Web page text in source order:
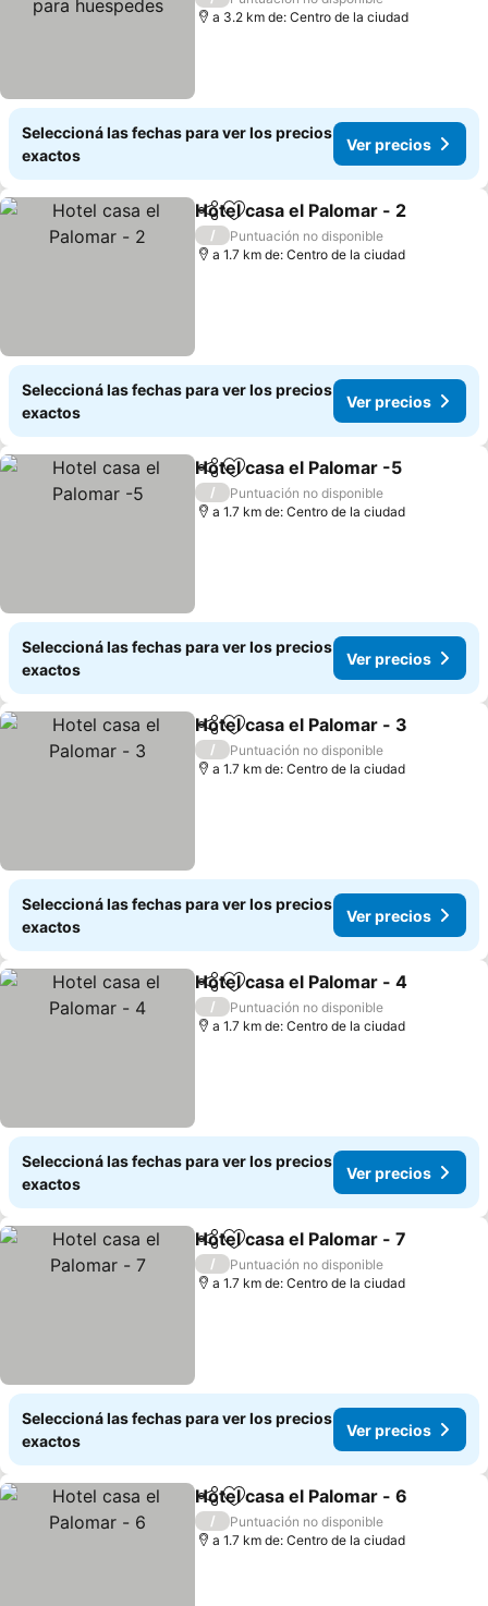
a 3.2 km de: Centro de la ciudad
Seleccioná las fechas para ver los precios
exactos
Ver precios
CompartirAñadir a favoritos
Hotel casa el Palomar - 2
/
Puntuación no disponible
a 1.7 km de: Centro de la ciudad
Seleccioná las fechas para ver los precios
exactos
Ver precios
CompartirAñadir a favoritos
Hotel casa el Palomar -5
/
Puntuación no disponible
a 1.7 km de: Centro de la ciudad
Seleccioná las fechas para ver los precios
exactos
Ver precios
CompartirAñadir a favoritos
Hotel casa el Palomar - 3
/
Puntuación no disponible
a 1.7 km de: Centro de la ciudad
Seleccioná las fechas para ver los precios
exactos
Ver precios
CompartirAñadir a favoritos
Hotel casa el Palomar - 4
/
Puntuación no disponible
a 1.7 km de: Centro de la ciudad
Seleccioná las fechas para ver los precios
exactos
Ver precios
CompartirAñadir a favoritos
Hotel casa el Palomar - 7
/
Puntuación no disponible
a 1.7 km de: Centro de la ciudad
Seleccioná las fechas para ver los precios
exactos
Ver precios
CompartirAñadir a favoritos
Hotel casa el Palomar - 6
/
Puntuación no disponible
a 1.7 km de: Centro de la ciudad